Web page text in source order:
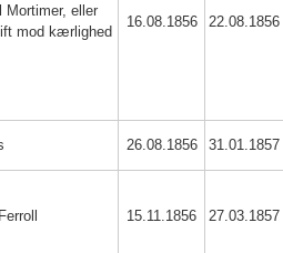
Mortimer, eller
mod kærlighed
16.08.1856 22.08.1856
26.08.1856 31.01.1857
15.11.1856 27.03.1857